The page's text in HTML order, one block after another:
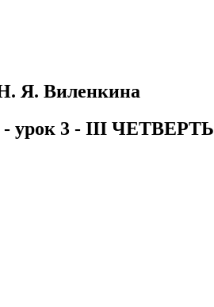
Я. Виленкина
- урок 3 - III ЧЕТВЕРТЬ